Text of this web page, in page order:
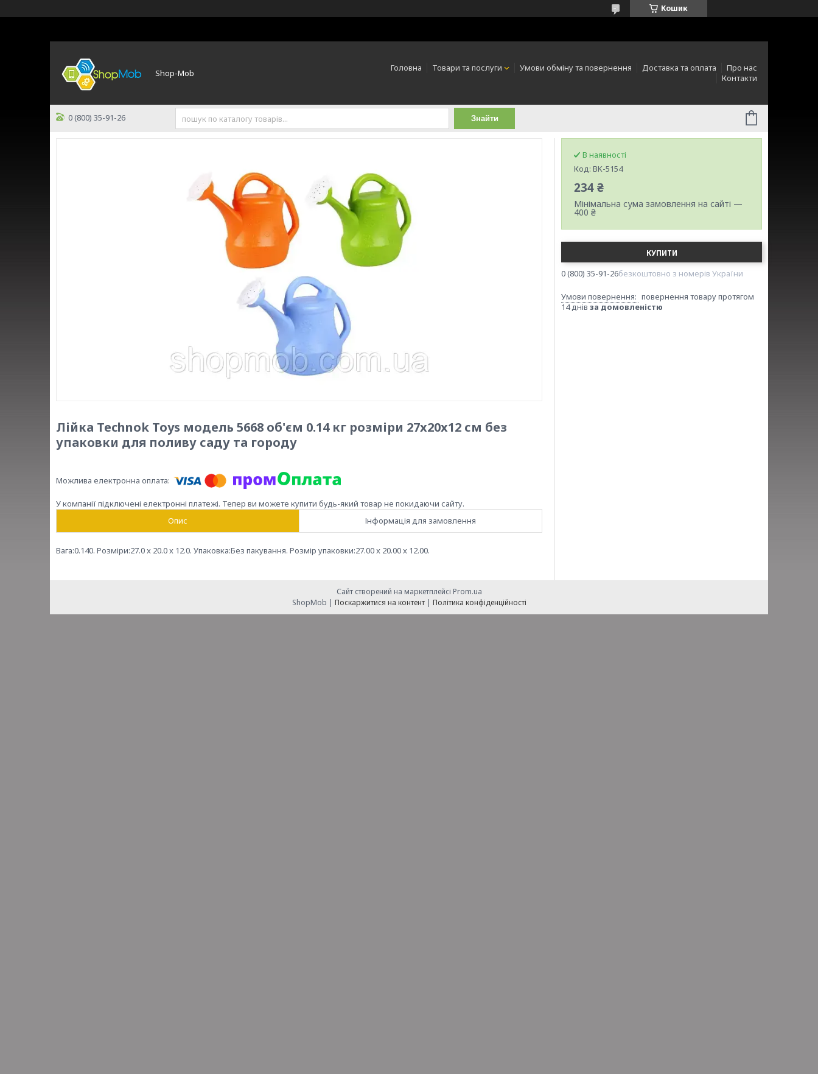
Кошик
Shop-Mob Головна Товари та послуги Умови обміну та повернення Доставка та оплата
Про нас
Контакти
0 (800) 35-91-26 Знайти
Лійка Technok Toys модель 5668 об'єм 0.14 кг розміри 27x20x12 см без
упаковки для поливу саду та городу
У компанії підключені електронні платежі. Тепер ви можете купити будь-який товар не покидаючи сайту.
Опис
Інформація для замовлення
Вага:0.140. Розміри:27.0 x 20.0 x 12.0. Упаковка:Без пакування. Розмір упаковки:27.00 x 20.00 x 12.00.
В наявності
Код: BK-5154
234 ₴
Мінімальна сума замовлення на сайті —
400 ₴
КУПИТИ
0 (800) 35-91-26безкоштовно з номерів України
повернення товару протягом
14 днів за домовленістю
Сайт створений на маркетплейсі Prom.ua
ShopMob | Поскаржитися на контент | Політика конфіденційності